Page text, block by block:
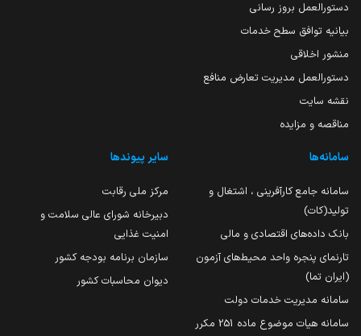
دستورالعمل بروز رسانی
بیانیه توافق سطح خدمات
منشور اخلاقی
دستورالعمل مدیریت تعارض منافع
نقشه سایت
مناقصه و مزایده
سامانه‌ها
سامانه جامع کارآفرینی ، اشتغال و
تولید(کات)
بانک داده‌های اقتصادی و مالی
تارنمای پنجره واحد محیط‌های آزمون
(ایران تما)
سامانه مدیریت خدمات دولت
سامانه هیات موضوع ماده 251 مکرر
سایر پیوندها
مرکز ملی رقابت
دبیرخانه شورای عالی سلامت و
امنیت غذایی
سازمان برنامه بودجه کشور
دیوان محاسبات کشور